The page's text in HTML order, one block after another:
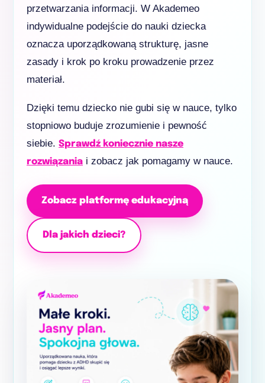
przetwarzania informacji. W Akademeo
indywidualne podejście do nauki dziecka
oznacza uporządkowaną strukturę, jasne
zasady i krok po kroku prowadzenie przez
materiał.
Dzięki temu dziecko nie gubi się w nauce, tylko
stopniowo buduje zrozumienie i pewność
siebie. Sprawdź koniecznie nasze
rozwiązania i zobacz jak pomagamy w nauce.
Zobacz platformę edukacyjną
Dla jakich dzieci?